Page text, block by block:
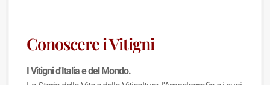
Conoscere i Vitigni
I Vitigni d'Italia e del Mondo.